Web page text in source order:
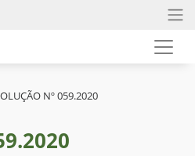
Nº 059.2020